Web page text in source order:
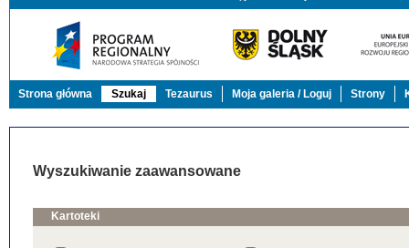
Strona główna Szukaj Tezaurus Moja galeria / Loguj Strony
Wyszukiwanie zaawansowane
Kartoteki